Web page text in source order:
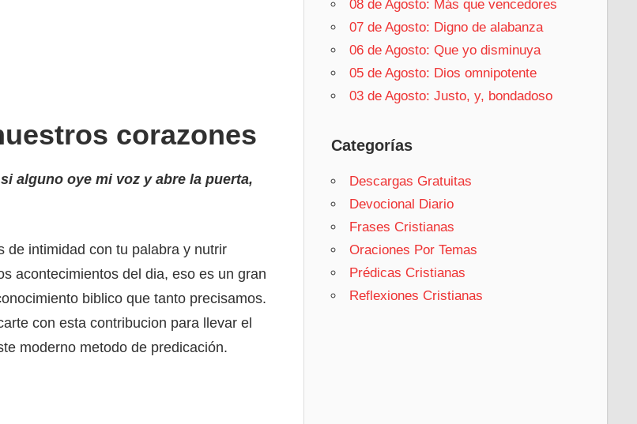
corazones
alguno oye mi voz y abre la puerta,
de intimidad con tu palabra y nutrir
acontecimientos del dia, eso es un gran
biblico que tanto precisamos.
con esta contribucion para llevar el
moderno metodo de predicación.
08 de Agosto: Más que vencedores
07 de Agosto: Digno de alabanza
06 de Agosto: Que yo disminuya
05 de Agosto: Dios omnipotente
03 de Agosto: Justo, y, bondadoso
Categorías
Descargas Gratuitas
Devocional Diario
Frases Cristianas
Oraciones Por Temas
Prédicas Cristianas
Reflexiones Cristianas